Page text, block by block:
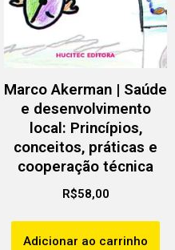
Marco Akerman | Saúde
e desenvolvimento
local: Princípios,
conceitos, práticas e
cooperação técnica
R$58,00
Adicionar ao carrinho